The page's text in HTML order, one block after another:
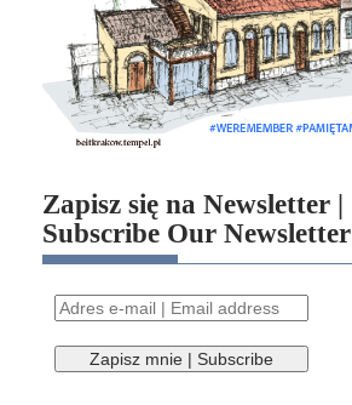
Zapisz się na Newsletter |
Subscribe Our Newsletter